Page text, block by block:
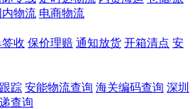
物流 电商物流
签收 保价理赔 通知放货 开箱清点 安
踪 安能物流查询 海关编码查询 深圳
查询